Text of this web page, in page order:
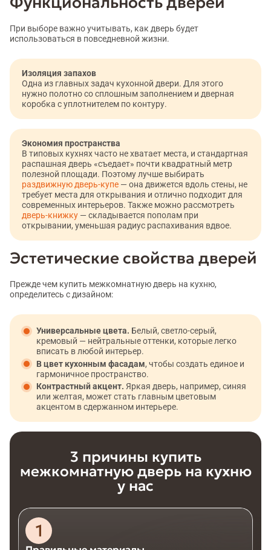
При выборе важно учитывать, как дверь будет
использоваться в повседневной жизни.
Изоляция запахов
Одна из главных задач кухонной двери. Для этого
нужно полотно со сплошным заполнением и дверная
коробка с уплотнителем по контуру.
Экономия пространства
В типовых кухнях часто не хватает места, и стандартная
распашная дверь «съедает» почти квадратный метр
полезной площади. Поэтому лучше выбирать
раздвижную дверь-купе — она движется вдоль стены, не
требует места для открывания и отлично подходит для
современных интерьеров. Также можно рассмотреть
дверь-книжку — складывается пополам при
открывании, уменьшая радиус распахивания вдвое.
Эстетические свойства дверей
Прежде чем купить межкомнатную дверь на кухню,
определитесь с дизайном:
Универсальные цвета. Белый, светло-серый,
кремовый — нейтральные оттенки, которые легко
вписать в любой интерьер.
В цвет кухонным фасадам, чтобы создать единое и
гармоничное пространство.
Контрастный акцент. Яркая дверь, например, синяя
или желтая, может стать главным цветовым
акцентом в сдержанном интерьере.
3 причины купить
межкомнатную дверь на кухню
у нас